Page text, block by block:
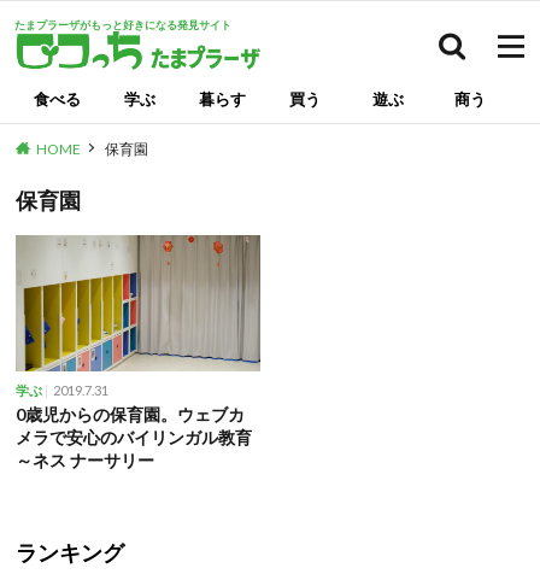
たまプラーザがもっと好きになる発見サイト
食べる 学ぶ 暮らす 買う 遊ぶ 商う
HOME 保育園
保育園
学ぶ 2019.7.31
0歳児からの保育園。ウェブカ
メラで安心のバイリンガル教育
～ネス ナーサリー
ランキング